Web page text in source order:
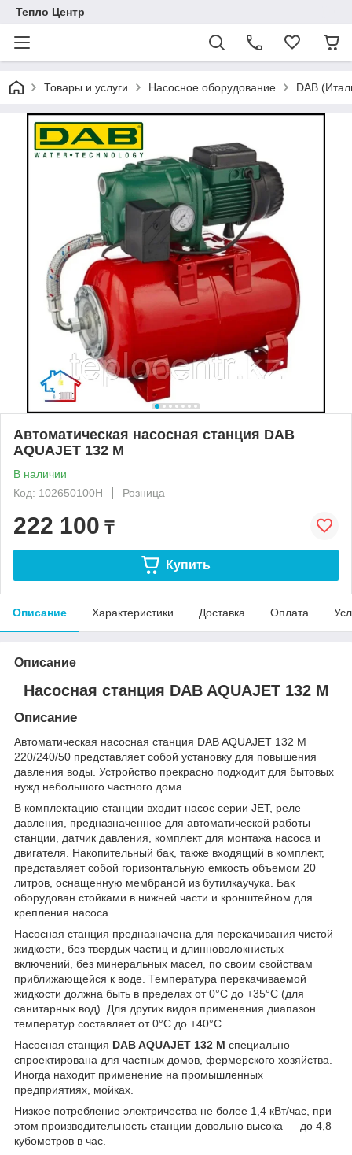
Тепло Центр
Товары и услуги Насосное оборудование DAB
Автоматическая насосная станция DAB
AQUAJET 132 M
В наличии
Код: 102650100H
Розница
222 100 ₸
Купить
Описание Характеристики Доставка Оплата
Описание
Насосная станция DAB AQUAJET 132 M
Описание
Автоматическая насосная станция DAB AQUAJET 132 M
220/240/50 представляет собой установку для повышения
давления воды. Устройство прекрасно подходит для бытовых
нужд небольшого частного дома.
В комплектацию станции входит насос серии JET, реле
давления, предназначенное для автоматической работы
станции, датчик давления, комплект для монтажа насоса и
двигателя. Накопительный бак, также входящий в комплект,
представляет собой горизонтальную емкость объемом 20
литров, оснащенную мембраной из бутилкаучука. Бак
оборудован стойками в нижней части и кронштейном для
крепления насоса.
Насосная станция предназначена для перекачивания чистой
жидкости, без твердых частиц и длинноволокнистых
включений, без минеральных масел, по своим свойствам
приближающейся к воде. Температура перекачиваемой
жидкости должна быть в пределах от 0°С до +35°С (для
санитарных вод). Для других видов применения диапазон
температур составляет от 0°С до +40°С.
Насосная станция DAB AQUAJET 132 M специально
спроектирована для частных домов, фермерского хозяйства.
Иногда находит применение на промышленных
предприятиях, мойках.
Низкое потребление электричества не более 1,4 кВт/час, при
этом производительность станции довольно высока — до 4,8
кубометров в час.